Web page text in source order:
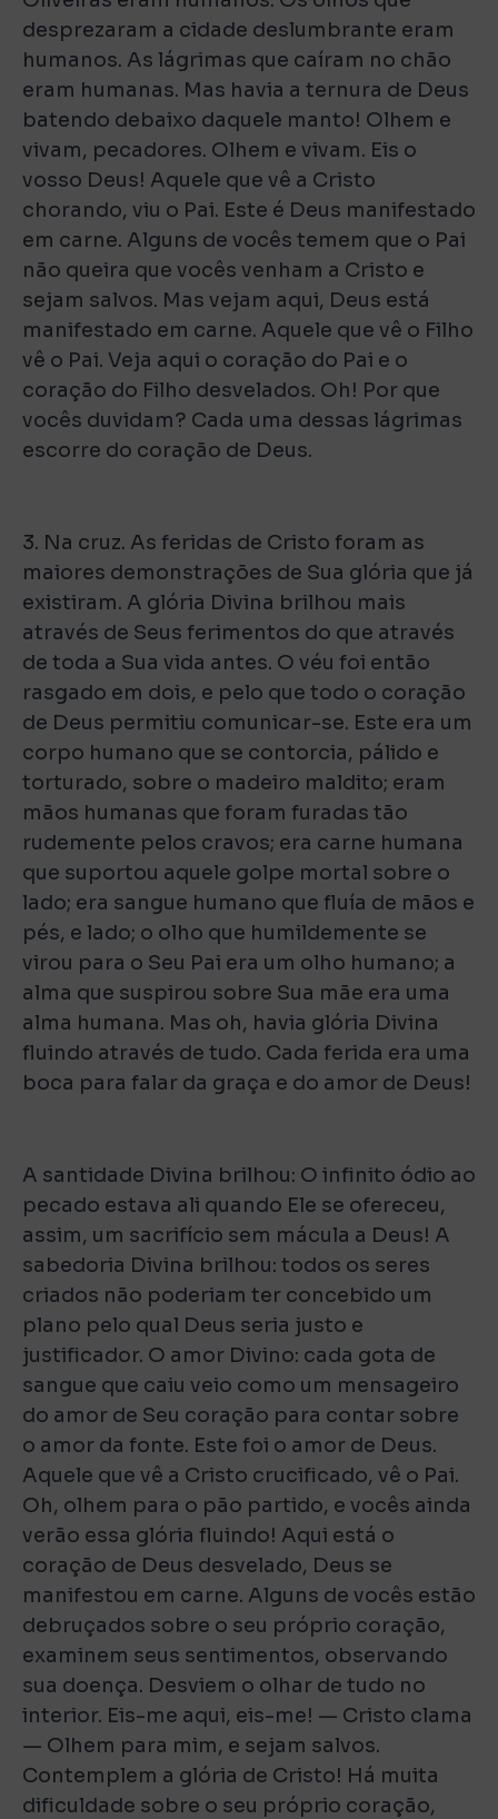
desprezaram a cidade deslumbrante eram
humanos. As lágrimas que caíram no chão
eram humanas. Mas havia a ternura de Deus
batendo debaixo daquele manto! Olhem e
vivam, pecadores. Olhem e vivam. Eis o
vosso Deus! Aquele que vê a Cristo
chorando, viu o Pai. Este é Deus manifestado
em carne. Alguns de vocês temem que o Pai
não queira que vocês venham a Cristo e
sejam salvos. Mas vejam aqui, Deus está
manifestado em carne. Aquele que vê o Filho
vê o Pai. Veja aqui o coração do Pai e o
coração do Filho desvelados. Oh! Por que
vocês duvidam? Cada uma dessas lágrimas
escorre do coração de Deus.
3. Na cruz. As feridas de Cristo foram as
maiores demonstrações de Sua glória que já
existiram. A glória Divina brilhou mais
através de Seus ferimentos do que através
de toda a Sua vida antes. O véu foi então
rasgado em dois, e pelo que todo o coração
de Deus permitiu comunicar-se. Este era um
corpo humano que se contorcia, pálido e
torturado, sobre o madeiro maldito; eram
mãos humanas que foram furadas tão
rudemente pelos cravos; era carne humana
que suportou aquele golpe mortal sobre o
lado; era sangue humano que fluía de mãos e
pés, e lado; o olho que humildemente se
virou para o Seu Pai era um olho humano; a
alma que suspirou sobre Sua mãe era uma
alma humana. Mas oh, havia glória Divina
fluindo através de tudo. Cada ferida era uma
boca para falar da graça e do amor de Deus!
A santidade Divina brilhou: O infinito ódio ao
pecado estava ali quando Ele se ofereceu,
assim, um sacrifício sem mácula a Deus! A
sabedoria Divina brilhou: todos os seres
criados não poderiam ter concebido um
plano pelo qual Deus seria justo e
justificador. O amor Divino: cada gota de
sangue que caiu veio como um mensageiro
do amor de Seu coração para contar sobre
o amor da fonte. Este foi o amor de Deus.
Aquele que vê a Cristo crucificado, vê o Pai.
Oh, olhem para o pão partido, e vocês ainda
verão essa glória fluindo! Aqui está o
coração de Deus desvelado, Deus se
manifestou em carne. Alguns de vocês estão
debruçados sobre o seu próprio coração,
examinem seus sentimentos, observando
sua doença. Desviem o olhar de tudo no
interior. Eis-me aqui, eis-me! — Cristo clama
— Olhem para mim, e sejam salvos.
Contemplem a glória de Cristo! Há muita
dificuldade sobre o seu próprio coração,